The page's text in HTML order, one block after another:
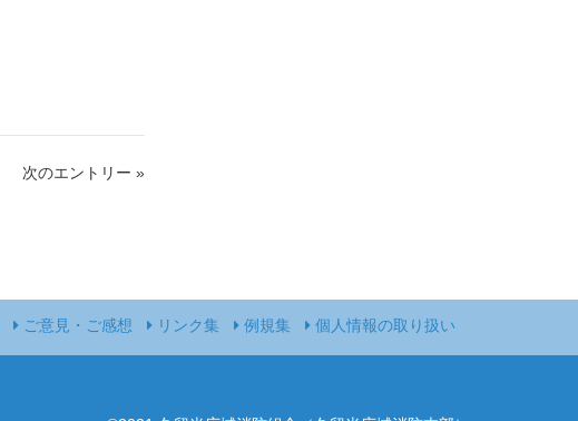
次のエントリー »
ご意見・ご感想 リンク集 例規集 個人情報の取り扱い